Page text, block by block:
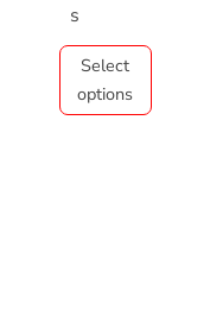
s
Select
options